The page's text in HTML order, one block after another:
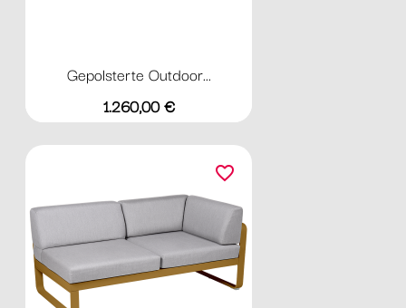
Gepolsterte Outdoor...
Preis
1.260,00 €
favorite_border